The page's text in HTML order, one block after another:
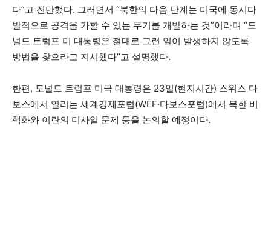
다”고 진단했다. 그러면서 “북한의 다음 단계는 미국에 동시다
발적으로 공격을 가할 수 있는 무기를 개발하는 것”이라며 “도
널드 트럼프 미 대통령은 절대로 그런 일이 발생하지 않도록
방법을 찾으라고 지시했다”고 설명했다.
한편, 도널드 트럼프 미국 대통령은 23일(현지시간) 스위스 다
보스에서 열리는 세계경제포럼(WEF·다보스포럼)에서 북한 비
핵화와 이란의 미사일 문제 등을 논의할 예정이다.